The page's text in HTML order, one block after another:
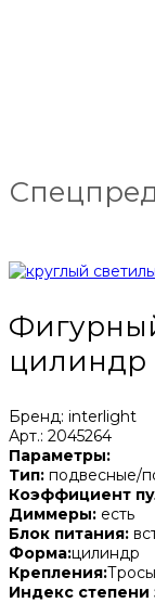
цилиндр
Бренд: interlight
Арт.: 2045264
Параметры:
Тип: подвесные/
Коэффициент
Диммеры: есть
Блок питания:
Форма:цилиндр
Крепления:
Индекс